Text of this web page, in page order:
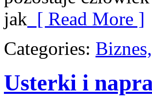
jak [ Read More ]
Categories:
Usterki i